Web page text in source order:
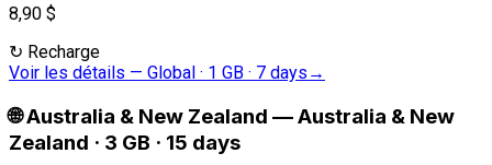
8,90 $
↻ Recharge
Voir les détails — Global · 1 GB · 7 days →
🌐Australia & New Zealand —Australia & New
Zealand · 3 GB · 15 days